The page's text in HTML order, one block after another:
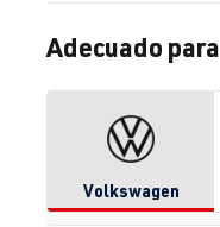
Adecuado para
Volkswagen